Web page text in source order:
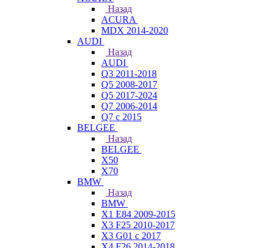
Назад
ACURA
MDX 2014-2020
AUDI
Назад
AUDI
Q3 2011-2018
Q5 2008-2017
Q5 2017-2024
Q7 2006-2014
Q7 с 2015
BELGEE
Назад
BELGEE
X50
X70
BMW
Назад
BMW
X1 E84 2009-2015
X3 F25 2010-2017
X3 G01 с 2017